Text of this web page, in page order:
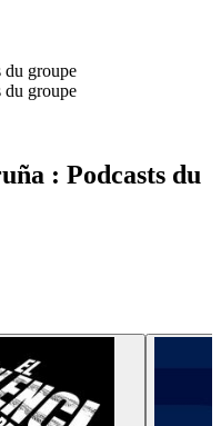
du groupe
du groupe
: Podcasts du